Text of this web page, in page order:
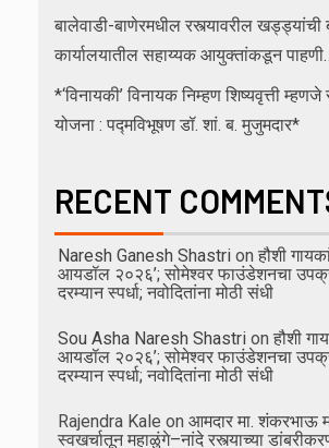
बालेवाडी-बाणेरमधील रस्त्यावरील खड्ड्यांची
कार्यालयातील सहाय्यक आयुक्तांकडून
*‘विनायकी’ विनायक निम्हण शिष्यवृत्ती
योजना : पद्मविभूषण डॉ. शां. ब. मुजुमदार*
RECENT
Naresh Ganesh Shastri on हौशी
आयडॉल २०२६’; सोमेश्वर फाउंडेशनचा
दरम्यान स्पर्धा; नवोदितांना मोठी संधी
Sou Asha Naresh Shastri on हौशी
आयडॉल २०२६’; सोमेश्वर फाउंडेशनचा
दरम्यान स्पर्धा; नवोदितांना मोठी संधी
Rajendra Kale on आमदार मा. शंकरभाऊ
स्वखर्चातून महाळुंगे–नांदे रस्त्याच्या